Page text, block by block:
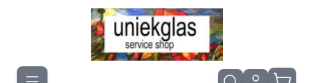
Ga naar de inhoud